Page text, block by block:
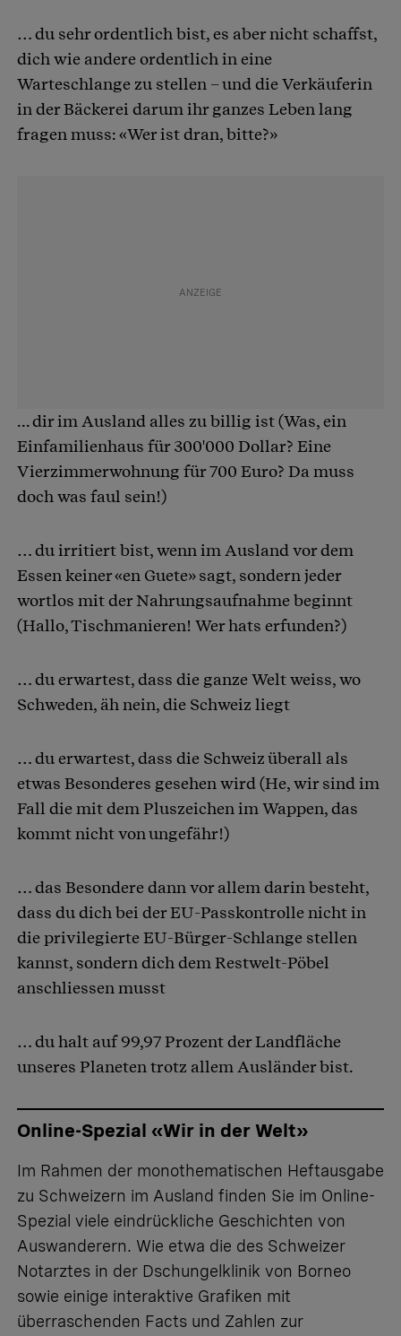
… du sehr ordentlich bist, es aber nicht schaffst,
dich wie andere ordentlich in eine
Warteschlange zu stellen – und die Verkäuferin
in der Bäckerei darum ihr ganzes Leben lang
fragen muss: «Wer ist dran, bitte?»
... dir im Ausland alles zu billig ist (Was, ein
Einfamilienhaus für 300'000 Dollar? Eine
Vierzimmerwohnung für 700 Euro? Da muss
doch was faul sein!)
… du irritiert bist, wenn im Ausland vor dem
Essen keiner «en Guete» sagt, sondern jeder
wortlos mit der Nahrungsaufnahme beginnt
(Hallo, Tischmanieren! Wer hats erfunden?)
… du erwartest, dass die ganze Welt weiss, wo
Schweden, äh nein, die Schweiz liegt
… du erwartest, dass die Schweiz überall als
etwas Besonderes gesehen wird (He, wir sind im
Fall die mit dem Pluszeichen im Wappen, das
kommt nicht von ungefähr!)
… das Besondere dann vor allem darin besteht,
dass du dich bei der EU-Passkontrolle nicht in
die privilegierte EU-Bürger-Schlange stellen
kannst, sondern dich dem Restwelt-Pöbel
anschliessen musst
… du halt auf 99,97 Prozent der Landfläche
unseres Planeten trotz allem Ausländer bist.
Online-Spezial «Wir in der Welt»
Im Rahmen der monothematischen Heftausgabe
zu Schweizern im Ausland finden Sie im Online-
Spezial viele eindrückliche Geschichten von
Auswanderern. Wie etwa die des Schweizer
Notarztes in der Dschungelklinik von Borneo
sowie einige interaktive Grafiken mit
überraschenden Facts und Zahlen zur